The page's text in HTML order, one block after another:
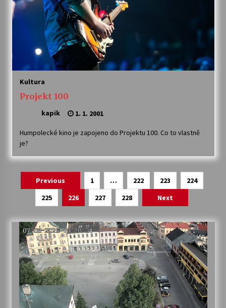
Kultura
Projekt 100
kapik 1. 1. 2001
Humpolecké kino je zapojeno do Projektu 100. Co to vlastně
je?
Navigace
příspěvky
Previous 1 … 222 223
224
225
226 227 228 Next